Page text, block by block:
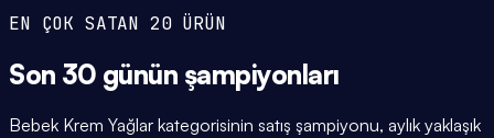
EN ÇOK SATAN 20 ÜRÜN
Son 30 günün şampiyonları
Bebek Krem Yağlar kategorisinin satış şampiyonu, aylık yaklaşık